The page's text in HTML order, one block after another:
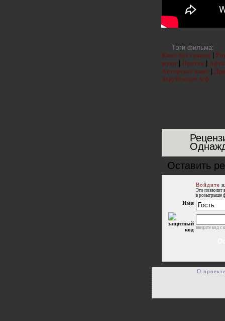
Тэги фильма:
Кино без границ |
муви | Притча |
Авторское кино |
Зарубежные х/ф
Оставить
Войдите
Это позволит
в розыгрыше
Имя
введите код с
О